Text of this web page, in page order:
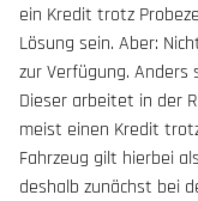
ein Kredit trotz
Lösung sein. Aber:
zur Verfügung.
Dieser arbeitet in der
meist einen Kredit
Fahrzeug gilt hierbei
deshalb zunächst bei